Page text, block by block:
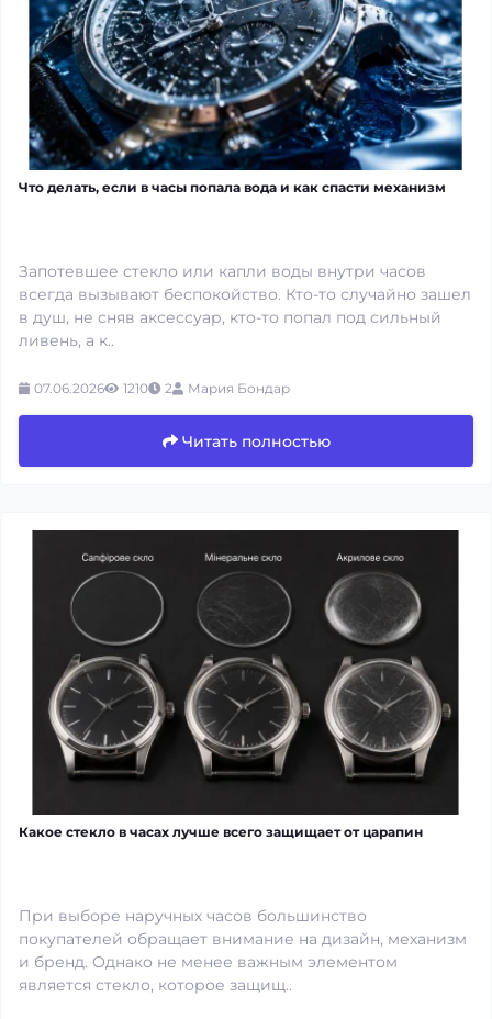
Что делать, если в часы попала вода и как спасти механизм
Запотевшее стекло или капли воды внутри часов
всегда вызывают беспокойство. Кто-то случайно зашел
в душ, не сняв аксессуар, кто-то попал под сильный
ливень, а к..
07.06.2026 1210 2 Мария Бондар
Читать полностью
Какое стекло в часах лучше всего защищает от царапин
При выборе наручных часов большинство
покупателей обращает внимание на дизайн, механизм
и бренд. Однако не менее важным элементом
является стекло, которое защищ..